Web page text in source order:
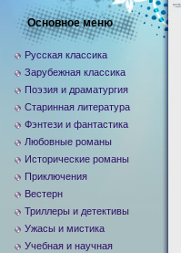
Основное меню
Русская классика
Зарубежная классика
Поэзия и драматургия
Старинная литература
Фэнтези и фантастика
Любовные романы
Исторические романы
Приключения
Вестерн
Триллеры и детективы
Ужасы и мистика
Учебная и научная